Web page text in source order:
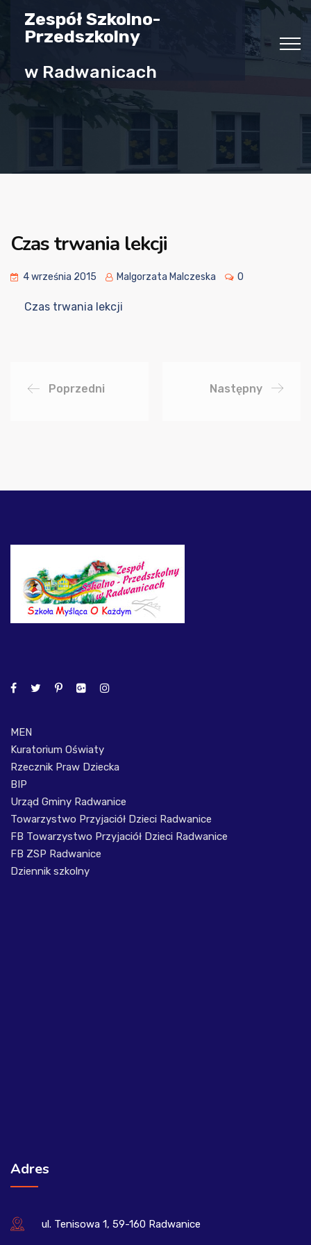
Zespół Szkolno-
Przedszkolny
w Radwanicach
Czas trwania lekcji
4 września 2015 Malgorzata Malczeska 0
Czas trwania lekcji
Poprzedni Następny
MEN
Kuratorium Oświaty
Rzecznik Praw Dziecka
BIP
Urząd Gminy Radwanice
Towarzystwo Przyjaciół Dzieci Radwanice
FB Towarzystwo Przyjaciół Dzieci Radwanice
FB ZSP Radwanice
Dziennik szkolny
Adres
ul. Tenisowa 1, 59-160 Radwanice